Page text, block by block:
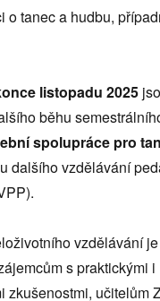
o tanec a hudbu,
listopadu 2025
běhu
spolupráce pro
dalšího vzdělávání
vzdělávání
s praktickými i
zkušenostmi, učitelům